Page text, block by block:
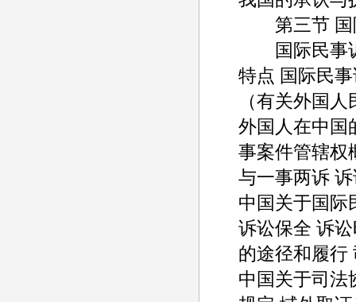
第三节 国
国际民事诉
特点 国际民
（有关外国
外国人在中国
事案件管辖权
与一事两诉
中国关于国际
诉讼保全 诉
的途径和履行
中国关于司法